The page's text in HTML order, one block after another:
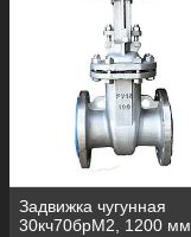
Задвижка чугунная
30кч70брМ2, 1200 мм